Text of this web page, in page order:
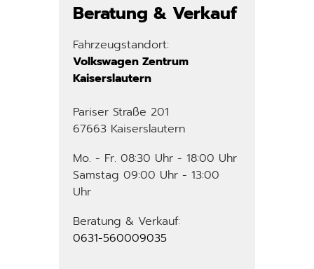
Beratung & Verkauf
Fahrzeugstandort:
Volkswagen Zentrum
Kaiserslautern
Pariser Straße 201
67663 Kaiserslautern
Mo. - Fr. 08:30 Uhr - 18:00 Uhr
Samstag 09:00 Uhr - 13:00
Uhr
Beratung & Verkauf:
0631-560009035